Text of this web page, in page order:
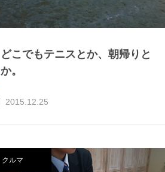
どこでもテニスとか、朝帰りと
か。
2015.12.25
クルマ